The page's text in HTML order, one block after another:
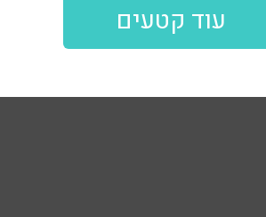
עוד קטעים